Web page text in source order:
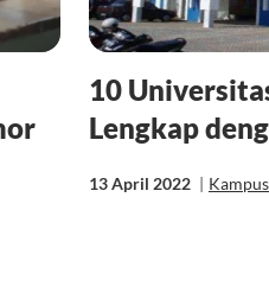
10
Lengkap
13 April 2022 | Kampus